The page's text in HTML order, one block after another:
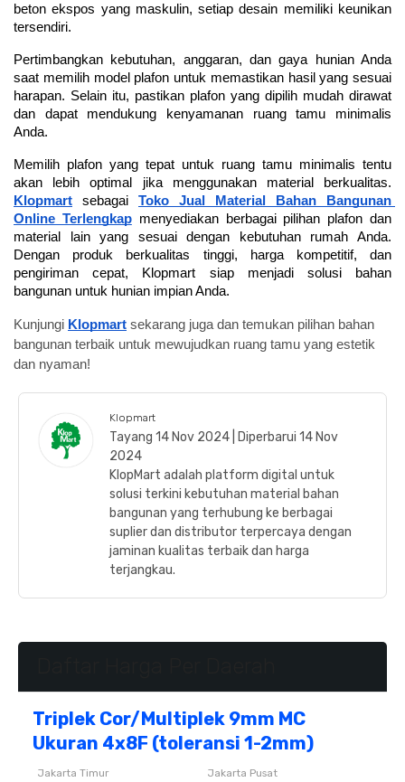
beton ekspos yang maskulin, setiap desain memiliki keunikan
tersendiri.
Pertimbangkan kebutuhan, anggaran, dan gaya hunian Anda
saat memilih model plafon untuk memastikan hasil yang sesuai
harapan. Selain itu, pastikan plafon yang dipilih mudah dirawat
dan dapat mendukung kenyamanan ruang tamu minimalis
Anda.
Memilih plafon yang tepat untuk ruang tamu minimalis tentu
Klopmart sebagai Toko Jual Material Bahan Bangunan
Online Terlengkap menyediakan berbagai pilihan plafon dan
material lain yang sesuai dengan kebutuhan rumah Anda.
Dengan produk berkualitas tinggi, harga kompetitif, dan
pengiriman cepat, Klopmart siap menjadi solusi bahan
bangunan untuk hunian impian Anda.
Kunjungi Klopmart sekarang juga dan temukan pilihan bahan
bangunan terbaik untuk mewujudkan ruang tamu yang estetik
dan nyaman!
Klopmart
Tayang 14 Nov 2024 | Diperbarui 14 Nov
2024
KlopMart adalah platform digital untuk
solusi terkini kebutuhan material bahan
bangunan yang terhubung ke berbagai
suplier dan distributor terpercaya dengan
jaminan kualitas terbaik dan harga
terjangkau.
Triplek Cor/Multiplek 9mm MC
Ukuran 4x8F (toleransi 1-2mm)
Jakarta Timur Jakarta Pusat